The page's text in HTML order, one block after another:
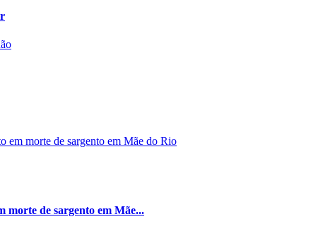
morte de sargento em Mãe...